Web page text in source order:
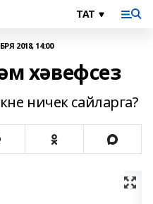
2018, 14:00
хәвефсез
ничек сайларга?